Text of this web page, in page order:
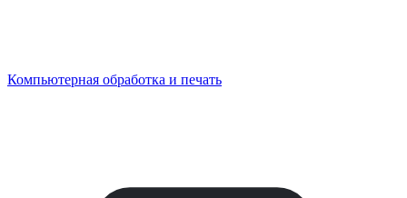
Компьютерная обработка и печать